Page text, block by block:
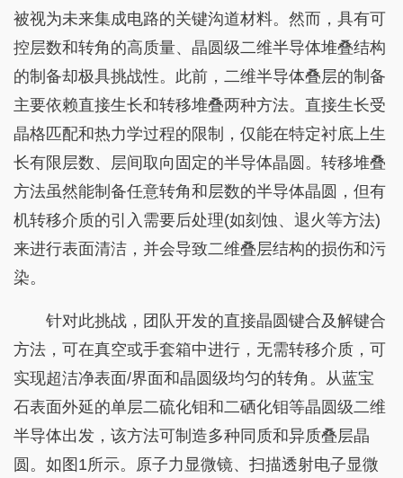
被视为未来集成电路的关键沟道材料。然而，具有可
控层数和转角的高质量、晶圆级二维半导体堆叠结构
的制备却极具挑战性。此前，二维半导体叠层的制备
主要依赖直接生长和转移堆叠两种方法。直接生长受
晶格匹配和热力学过程的限制，仅能在特定衬底上生
长有限层数、层间取向固定的半导体晶圆。转移堆叠
方法虽然能制备任意转角和层数的半导体晶圆，但有
机转移介质的引入需要后处理(如刻蚀、退火等方法)
来进行表面清洁，并会导致二维叠层结构的损伤和污
染。
针对此挑战，团队开发的直接晶圆键合及解键合
方法，可在真空或手套箱中进行，无需转移介质，可
实现超洁净表面/界面和晶圆级均匀的转角。从蓝宝
石表面外延的单层二硫化钼和二硒化钼等晶圆级二维
半导体出发，该方法可制造多种同质和异质叠层晶
圆。如图1所示。原子力显微镜、扫描透射电子显微